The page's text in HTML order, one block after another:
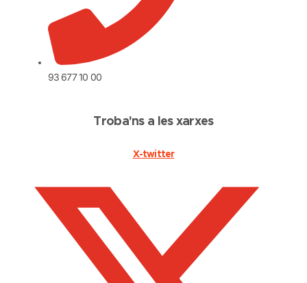
93 677 10 00
Troba'ns a les xarxes
X-twitter